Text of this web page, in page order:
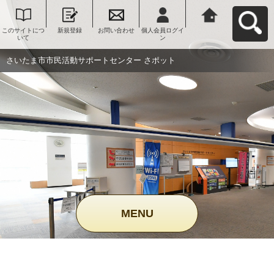
このサイトにつ
いて
新規登録 お問い合わせ
個人会員ログイ
ン
ンター さポット
へ戻る
さいたま市市民活動サポートセンター さポット
MENU